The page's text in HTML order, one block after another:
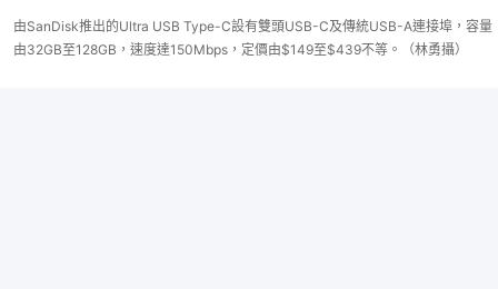
由SanDisk推出的Ultra USB Type-C設有雙頭USB-C及傳統USB-A連接埠，容量
由32GB至128GB，速度達150Mbps，定價由$149至$439不等。（林勇攝）